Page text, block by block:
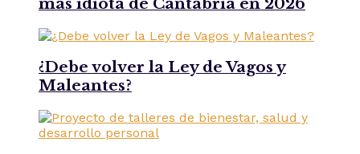
¿Debe volver la Ley de Vagos y
Maleantes?